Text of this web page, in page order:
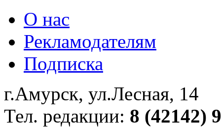
О нас
Рекламодателям
Подписка
г.Амурск, ул.Лесная, 14
Тел. редакции: 8 (42142)